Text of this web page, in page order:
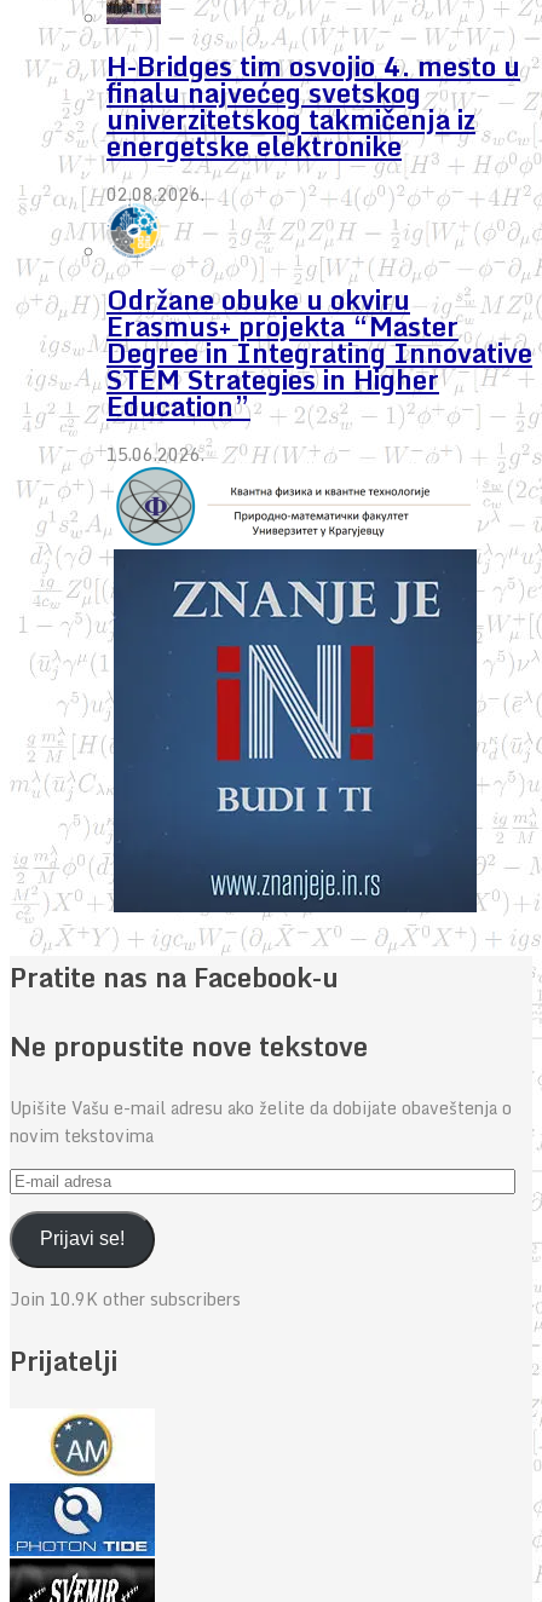
H-Bridges tim osvojio 4. mesto u
finalu najvećeg svetskog
univerzitetskog takmičenja iz
energetske elektronike
02.08.2026.
Održane obuke u okviru
Erasmus+ projekta “Master
Degree in Integrating Innovative
STEM Strategies in Higher
Education”
15.06.2026.
Pratite nas na Facebook-u
Ne propustite nove tekstove
Upišite Vašu e-mail adresu ako želite da dobijate obaveštenja o
novim tekstovima
E-
mail
adresaPrijavi se!
Join 10.9K other subscribers
Prijatelji